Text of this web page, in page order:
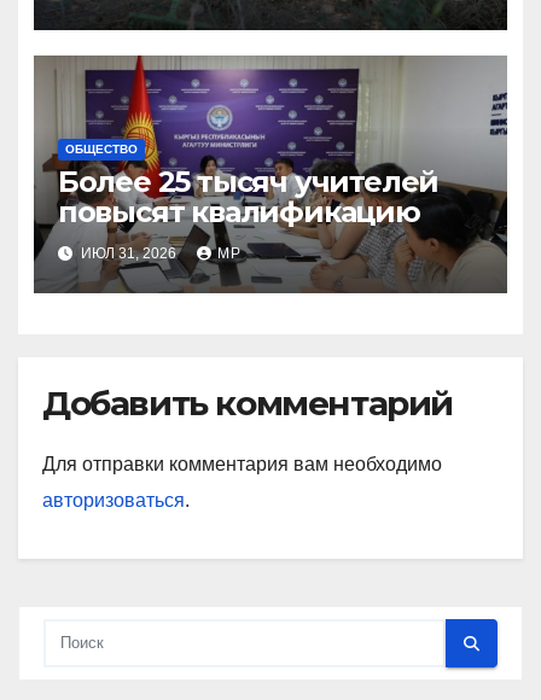
ОБЩЕСТВО
Более 25 тысяч учителей
повысят квалификацию
ИЮЛ 31, 2026 MP
Добавить комментарий
Для отправки комментария вам необходимо
авторизоваться.